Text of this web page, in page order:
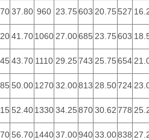
37.80 960 23.75603 20.75527
41.70 1060 27.00685 23.75603
43.70 1110 29.25743 25.75654
50.00 1270 32.00813 28.50724
52.40 1330 34.25870 30.62 778
56.70 1440 37.00940 33.00838